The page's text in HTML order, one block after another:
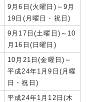
9月6日(火曜日)～9月
19日(月曜日・祝日)
9月17日(土曜日)～10
月16日(日曜日)
10月21日(金曜日)～
平成24年1月9日(月曜
日・祝日)
平成24年1月12日(木